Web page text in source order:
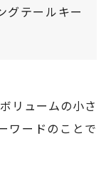
グテールキー
リュームの小さ
ワードのことで